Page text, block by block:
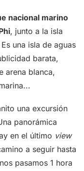
nacional marino
, junto a la isla
una isla de aguas
barata,
arena blanca,
una excursión
panorámica
en el último view
a seguir hasta
pasamos 1 hora